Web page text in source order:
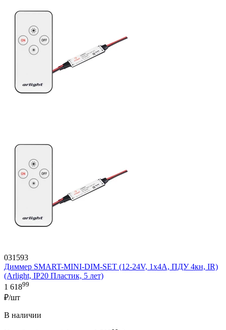
031593
Диммер SMART-MINI-DIM-SET (12-24V, 1x4A, ПДУ 4кн, IR)
(Arlight, IP20 Пластик, 5 лет)
1 61899
₽/шт
В наличии